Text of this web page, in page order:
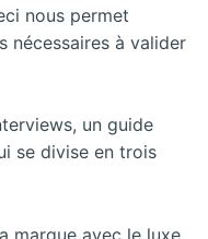
nous permet
nécessaires à valider
un guide
se divise en trois
marque avec le luxe